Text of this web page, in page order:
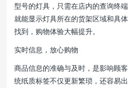
型号的灯具，只需在店内的查询终
就能显示灯具所在的货架区域和具
找到，购物体验大幅提升。
实时信息，放心购物
商品信息的准确与及时，是影响顾
统纸质标签不仅更新繁琐，还容易